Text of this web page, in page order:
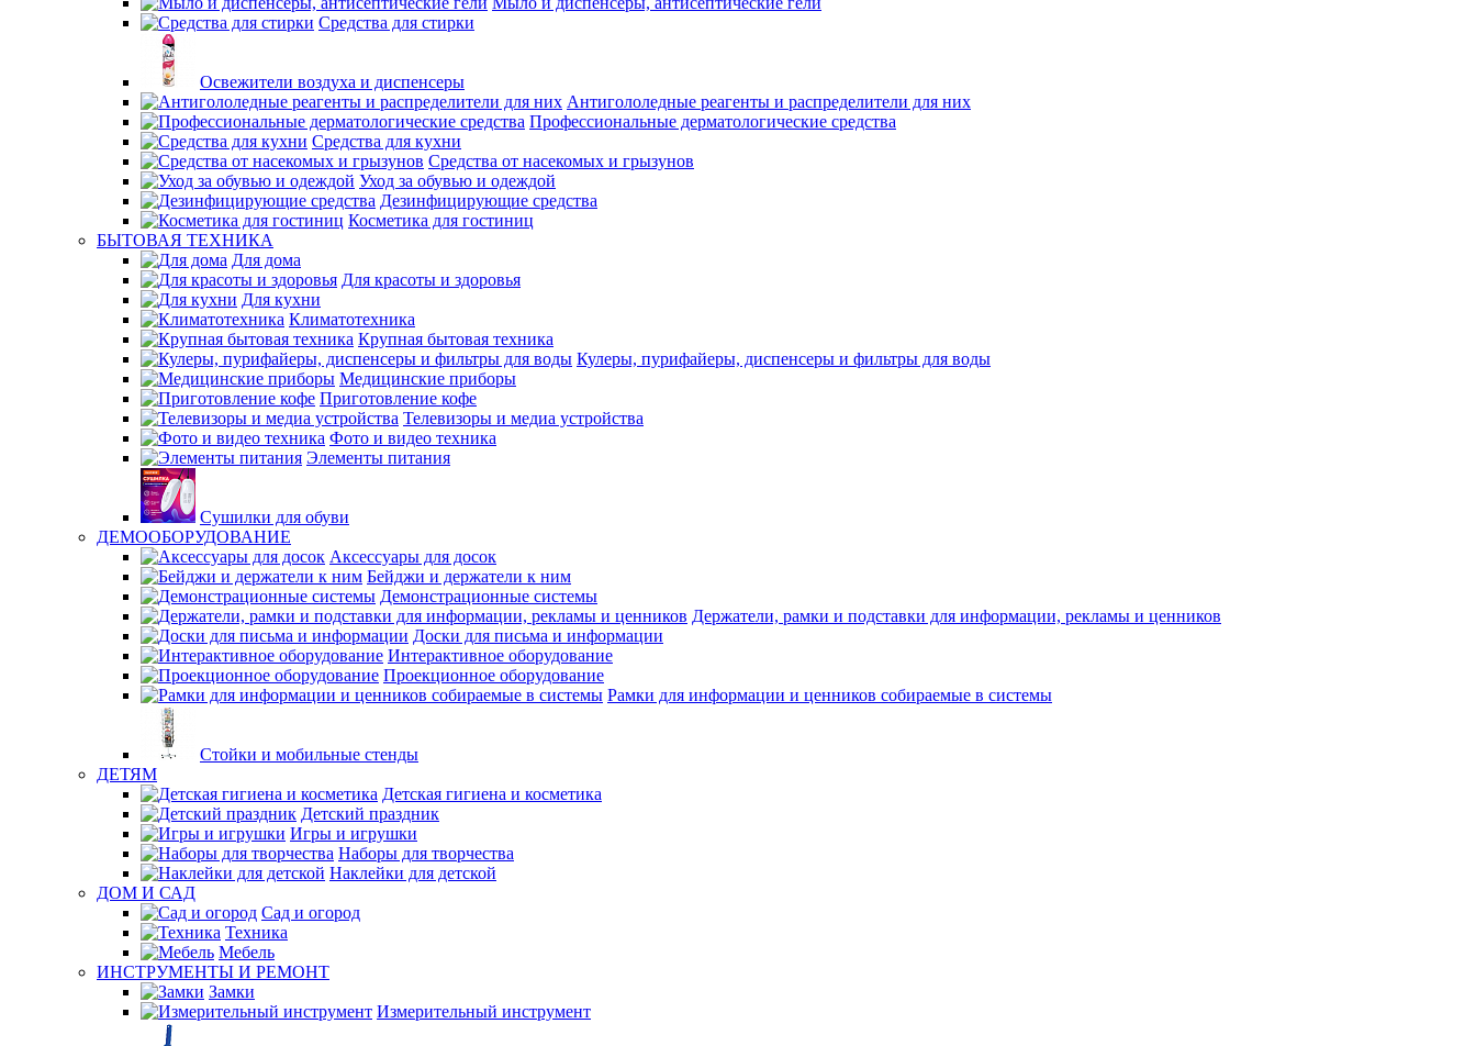
Средства для стирки
Освежители воздуха и диспенсеры
Антигололедные реагенты и распределители для них
Профессиональные дерматологические средства
Средства для кухни
Средства от насекомых и грызунов
Уход за обувью и одеждой
Дезинфицирующие средства
Косметика для гостиниц
БЫТОВАЯ ТЕХНИКА
Для дома
Для красоты и здоровья
Для кухни
Климатотехника
Крупная бытовая техника
Кулеры, пурифайеры, диспенсеры и фильтры для воды
Медицинские приборы
Приготовление кофе
Телевизоры и медиа устройства
Фото и видео техника
Элементы питания
Сушилки для обуви
ДЕМООБОРУДОВАНИЕ
Аксессуары для досок
Бейджи и держатели к ним
Демонстрационные системы
Держатели, рамки и подставки для информации, рекламы и ценников
Доски для письма и информации
Интерактивное оборудование
Проекционное оборудование
Рамки для информации и ценников собираемые в системы
Стойки и мобильные стенды
ДЕТЯМ
Детская гигиена и косметика
Детский праздник
Игры и игрушки
Наборы для творчества
Наклейки для детской
ДОМ И САД
Сад и огород
Техника
Мебель
ИНСТРУМЕНТЫ И РЕМОНТ
Замки
Измерительный инструмент